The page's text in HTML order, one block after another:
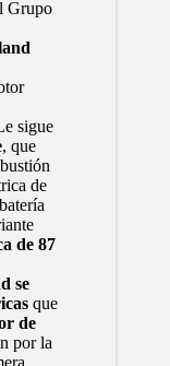
Grupo
sigue
, que
de
de 87
se
que
de
por la